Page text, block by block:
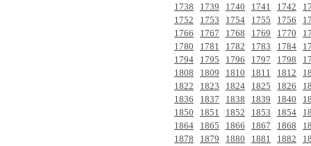
1738
1739 1740 1741 1742
1752
1753 1754 1755 1756
1766
1767 1768 1769 1770
1780
1781 1782 1783 1784
1794
1795 1796 1797 1798
1808
1809 1810 1811 1812
1822
1823 1824 1825 1826
1836
1837 1838 1839 1840
1850
1851 1852 1853 1854
1864
1865 1866 1867 1868
1878
1879 1880 1881 1882